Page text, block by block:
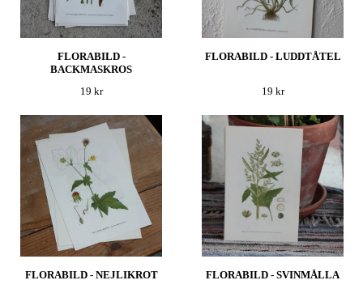
FLORABILD -
BACKMASKROS
19 kr
FLORABILD - LUDDTÅTEL
19 kr
FLORABILD - NEJLIKROT FLORABILD - SVINMÅLLA